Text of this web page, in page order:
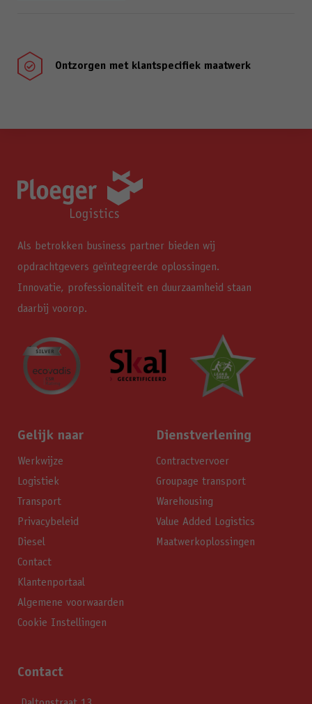
 Ontzorgen met klantspecifiek maatwerk
Als betrokken business partner bieden wij
opdrachtgevers geïntegreerde oplossingen.
Innovatie, professionaliteit en duurzaamheid staan
daarbij voorop.
Gelijk naar
Werkwijze
Logistiek
Transport
Privacybeleid
Diesel
Contact
Klantenportaal
Algemene voorwaarden
Cookie Instellingen
Dienstverlening
Contractvervoer
Groupage transport
Warehousing
Value Added Logistics
Maatwerkoplossingen
Contact